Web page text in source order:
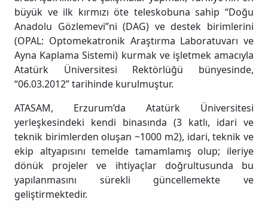
büyük ve ilk kırmızı öte teleskobuna sahip “Doğu
Anadolu Gözlemevi”ni (DAG) ve destek birimlerini
(OPAL: Optomekatronik Araştırma Laboratuvarı ve
Ayna Kaplama Sistemi) kurmak ve işletmek amacıyla
Atatürk Üniversitesi Rektörlüğü bünyesinde,
“06.03.2012” tarihinde kurulmuştur.
ATASAM, Erzurum’da Atatürk Üniversitesi
yerleşkesindeki kendi binasında (3 katlı, idari ve
teknik birimlerden oluşan ~1000 m2), idari, teknik ve
ekip altyapısını temelde tamamlamış olup; ileriye
dönük projeler ve ihtiyaçlar doğrultusunda bu
yapılanmasını sürekli güncellemekte ve
geliştirmektedir.